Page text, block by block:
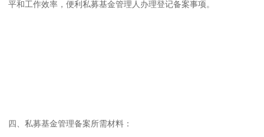
平和工作效率，便利私募基金管理人办理登记备案事项。
四、私募基金管理备案所需材料：